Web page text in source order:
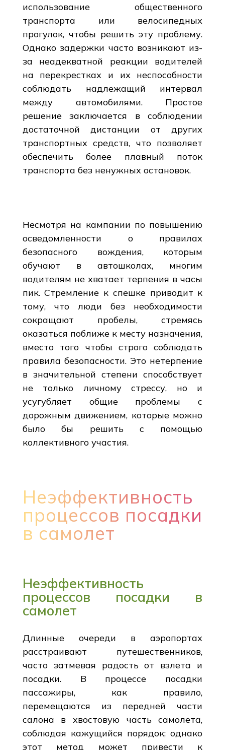
использование общественного
транспорта или велосипедных
прогулок, чтобы решить эту проблему.
Однако задержки часто возникают из-
за неадекватной реакции водителей
на перекрестках и их неспособности
соблюдать надлежащий интервал
между автомобилями. Простое
решение заключается в соблюдении
достаточной дистанции от других
транспортных средств, что позволяет
обеспечить более плавный поток
транспорта без ненужных остановок.
Несмотря на кампании по повышению
осведомленности о правилах
безопасного вождения, которым
обучают в автошколах, многим
водителям не хватает терпения в часы
пик. Стремление к спешке приводит к
тому, что люди без необходимости
сокращают пробелы, стремясь
оказаться поближе к месту назначения,
вместо того чтобы строго соблюдать
правила безопасности. Это нетерпение
в значительной степени способствует
не только личному стрессу, но и
усугубляет общие проблемы с
дорожным движением, которые можно
было бы решить с помощью
коллективного участия.
Неэффективность
процессов посадки
в самолет
Неэффективность
процессов посадки в
самолет
Длинные очереди в аэропортах
расстраивают путешественников,
часто затмевая радость от взлета и
посадки. В процессе посадки
пассажиры, как правило,
перемещаются из передней части
салона в хвостовую часть самолета,
соблюдая кажущийся порядок; однако
этот метод может привести к